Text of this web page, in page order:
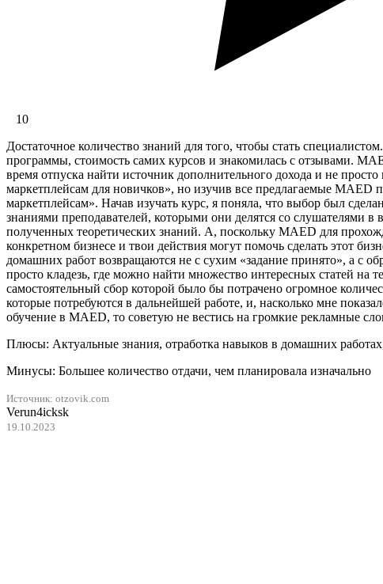
10
Достаточное количество знаний для того, чтобы стать
программы, стоимость самих курсов и знакомилась с отзывами.
время отпуска найти источник дополнительного дохода и не
маркетплейсам для новичков», но изучив все предлагаемые
маркетплейсам». Начав изучать курс, я поняла, что выбор был
знаниями преподавателей, которыми они делятся со слушателями
полученных теоретических знаний. А, поскольку MAED для
конкретном бизнесе и твои действия могут помочь сделать этот
домашних работ возвращаются не с сухим «задание принято», а с
просто кладезь, где можно найти множество интересных статей
самостоятельный сбор которой было бы потрачено огромное
которые потребуются в дальнейшей работе, и, насколько мне
обучение в MAED, то советую не вестись на громкие рекламные
Плюсы: Актуальные знания, отработка навыков в домашних
Минусы: Большее количество отдачи, чем планировала изначально
Источник: otzovik.com
Verun4icksk
19.10.2023